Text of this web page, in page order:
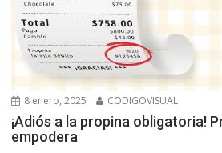
8 enero, 2025 CODIGOVISUAL
¡Adiós a la propina obligatoria!
empodera